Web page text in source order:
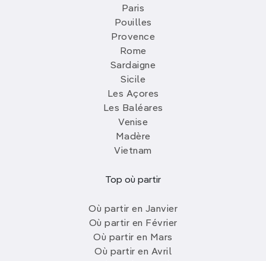
Paris
Pouilles
Provence
Rome
Sardaigne
Sicile
Les Açores
Les Baléares
Venise
Madère
Vietnam
Top où partir
Où partir en Janvier
Où partir en Février
Où partir en Mars
Où partir en Avril